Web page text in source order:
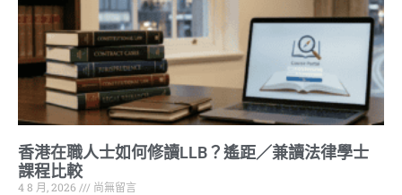
香港在職人士如何修讀LLB？遙距／兼讀法律學士
課程比較
4 8 月, 2026
尚無留言